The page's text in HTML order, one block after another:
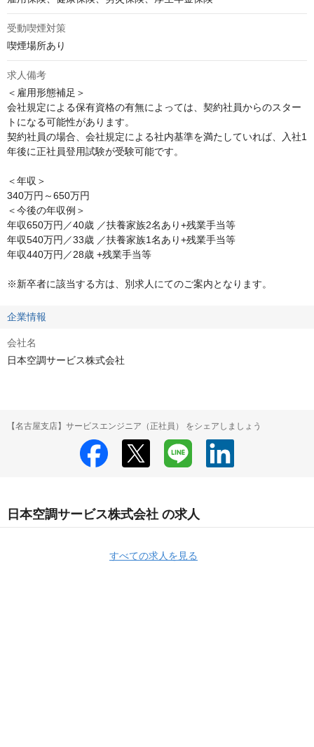
受動喫煙対策
喫煙場所あり
求人備考
＜雇用形態補足＞
会社規定による保有資格の有無によっては、契約社員からのスター
トになる可能性があります。
契約社員の場合、会社規定による社内基準を満たしていれば、入社1
年後に正社員登用試験が受験可能です。
＜年収＞
340万円～650万円
＜今後の年収例＞
年収650万円／40歳 ／扶養家族2名あり+残業手当等
年収540万円／33歳 ／扶養家族1名あり+残業手当等
年収440万円／28歳 +残業手当等
※新卒者に該当する方は、別求人にてのご案内となります。
企業情報
会社名
日本空調サービス株式会社
【名古屋支店】サービスエンジニア（正社員） をシェアしましょう
日本空調サービス株式会社 の求人
すべての求人を見る